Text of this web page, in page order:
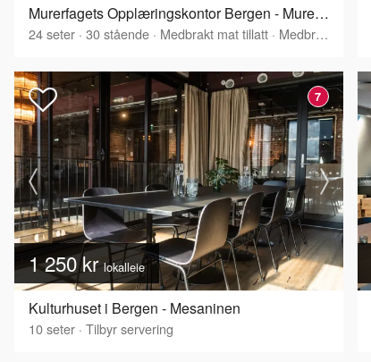
Murerfagets Opplæringskontor Bergen - Murerfagets kurs- og møtelokaler
24seter · 30stående · Medbrakt mat tillatt · Medbrakt drikke tillatt
7
1 250 krlokalleie
Kulturhuset i Bergen - Mesaninen
10seter · Tilbyr servering